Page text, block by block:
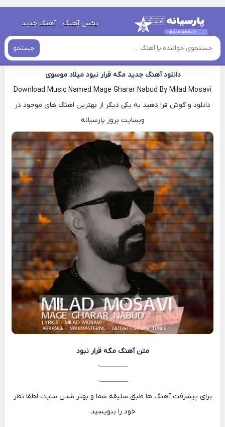
پخش آهنگ آهنگ جدید
جستجو
خانه » دانلود آهنگ جدید
اهنگ میلاد موسوی مگه قرار نبود جدید
دانلود آهنگ جدید مگه قرار نبود میلاد موسوی
Download Music Named Mage Gharar Nabud By Milad Mosavi
دانلود و گوش فرا دهید به یکی دیگر از بهترین اهنگ های موجود در
وبسایت بروز پارسیانه
متن آهنگ مگه قرار نبود
————-
————-
برای پیشرفت آهنگ ها طبق سلیقه شما و بهتر شدن سایت لطفا نظر
خود را بنویسید.